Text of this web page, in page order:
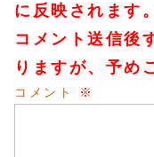
に反映されます。
コメント送信後
りますが、予め
コメント ※